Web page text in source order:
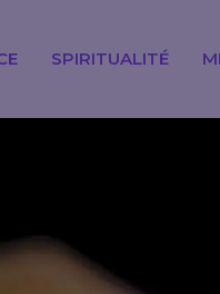
SPIRITUALITÉ